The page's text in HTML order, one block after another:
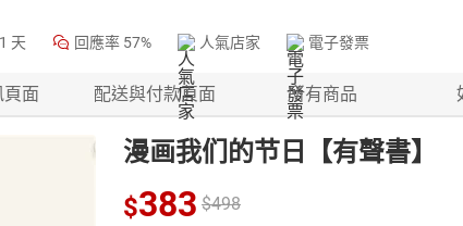
1 天 回應率 57% 人氣店家 電子發票
頁面 配送與付款頁面 所有商品
漫画我们的节日【有聲書】
$383 $498